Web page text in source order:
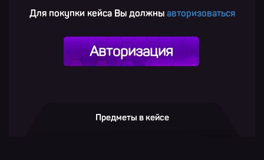
Для покупки кейса Вы должны авторизоваться
Авторизация
Предметы в кейсе